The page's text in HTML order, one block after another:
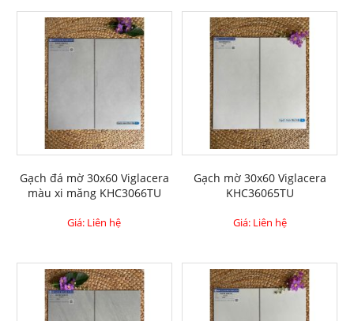
Gạch đá mờ 30x60 Viglacera
màu xi măng KHC3066TU
Giá: Liên hệ
Gạch mờ 30x60 Viglacera
KHC36065TU
Giá: Liên hệ